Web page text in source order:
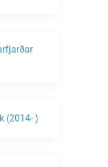
(2014- )